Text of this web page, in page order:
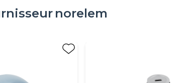
norelem